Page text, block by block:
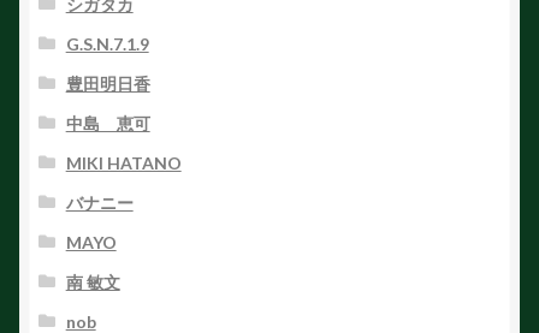
G.S.N.7.1.9
豊田明日香
中島 恵可
MIKI HATANO
バナニー
MAYO
南 敏文
nob